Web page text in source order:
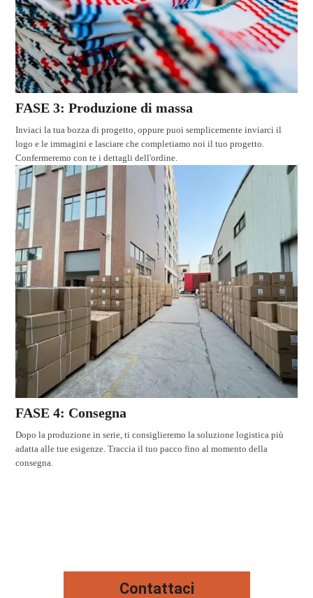
FASE 3: Produzione di massa
Inviaci la tua bozza di progetto, oppure puoi semplicemente inviarci il
logo e le immagini e lasciare che completiamo noi il tuo progetto.
Confermeremo con te i dettagli dell'ordine.
FASE 4: Consegna
Dopo la produzione in serie, ti consiglieremo la soluzione logistica più
adatta alle tue esigenze. Traccia il tuo pacco fino al momento della
consegna.
Contattaci